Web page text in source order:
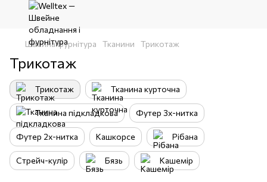
Швейна фурнітура Тканини Трикотаж
Трикотаж
Трикотаж Тканина курточна
Тканина підкладкова Футер 3х-нитка
Футер 2х-нитка Кашкорсе Рібана
Стрейч-кулір Бязь Кашемір